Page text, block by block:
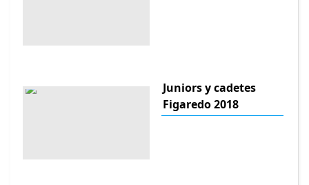
Juniors y cadetes
Figaredo 2018